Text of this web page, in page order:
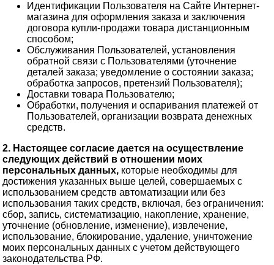
Идентификации Пользователя на Сайте Интернет-
магазина для оформления заказа и заключения
договора купли-продажи товара дистанционным
способом;
Обслуживания Пользователей, установления
обратной связи с Пользователями (уточнение
деталей заказа; уведомление о состоянии заказа;
обработка запросов, претензий Пользователя);
Доставки товара Пользователю;
Обработки, получения и оспаривания платежей от
Пользователей, организации возврата денежных
средств.
2. Настоящее согласие дается на осуществление
следующих действий в отношении моих
персональных данных, которые необходимы для
достижения указанных выше целей, совершаемых с
использованием средств автоматизации или без
использования таких средств, включая, без ограничения:
сбор, запись, систематизацию, накопление, хранение,
уточнение (обновление, изменение), извлечение,
использование, блокирование, удаление, уничтожение
моих персональных данных с учетом действующего
законодательства РФ.